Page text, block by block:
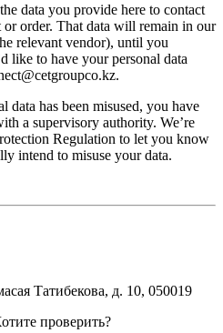
data you provide here to contact
order. That data will remain in our
relevant vendor), until you
like to have your personal data
data has been misused, you have
a supervisory authority. We’re
Regulation to let you know
intend to misuse your data.
Татибекова, д. 10, 050019
проверить?